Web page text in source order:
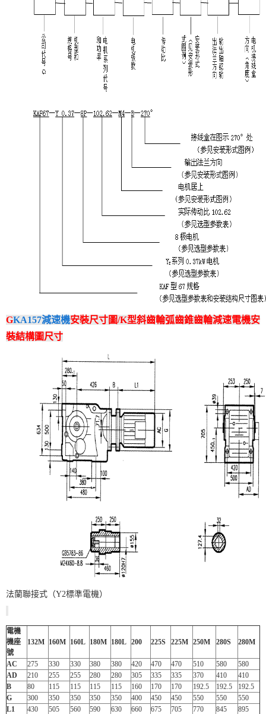
GKA157減速機安裝尺寸圖/K型斜齒輪弧齒錐齒輪減速電機安
裝結構圖尺寸
法蘭聯接式（Y2標準電機）
電機
機座
號
132M 160M 160L 180M 180L 200 225S 225M 250M 280S 280M
AC 275 330 330 380 380 420 470 470 510 580
580
AD
210 255 255 280 280 305 335 335 370 410
410
B
80 115 115 115 115 160 170 170 192.5 192.5
192.5
G
300 350 350 350 350 400 450 450 550 550
550
L1
430 505 560 590 630 660 675 705 770 845
895